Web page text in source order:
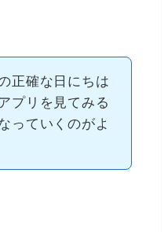
正確な日にちは
プリを見てみる
っていくのがよ